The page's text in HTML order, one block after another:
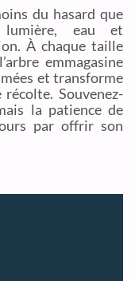
du hasard que
eau et
À chaque taille
emmagasine
et transforme
Souvenez-
la patience de
par offrir son